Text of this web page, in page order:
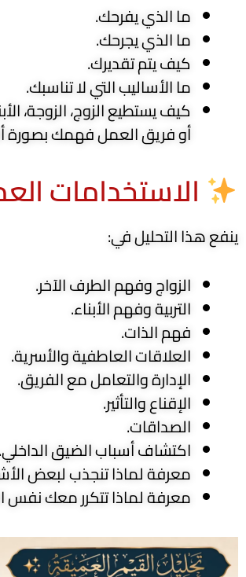
ما الذي يفرحك.
ما الذي يجرحك.
كيف يتم تقديرك.
ما الأساليب التي لا تناسبك.
كيف يستطيع الزوج، الزوجة،
أو فريق العمل فهمك بصورة
الاستخدامات
ينفع هذا التحليل في:
الزواج وفهم الطرف الآخر.
التربية وفهم الأبناء.
فهم الذات.
العلاقات العاطفية والأسرية.
الإدارة والتعامل مع الفريق.
الإقناع والتأثير.
الصداقات.
اكتشاف أسباب الضيق الداخلي.
معرفة لماذا تنجذب لبعض
معرفة لماذا تتكرر معك نفس